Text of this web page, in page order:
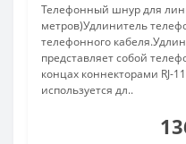
Телефонный шнур для
метров)Удлинитель
телефонного
представляет собой
концах коннекторами RJ-
используется дл..